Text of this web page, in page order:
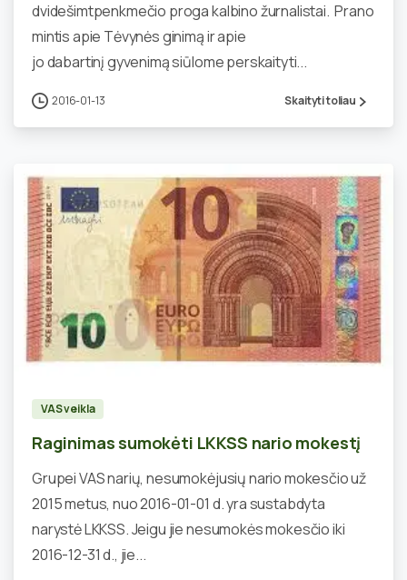
dvidešimtpenkmečio proga kalbino žurnalistai. Prano
mintis apie Tėvynės ginimą ir apie
jo dabartinį gyvenimą siūlome perskaityti...
2016-01-13 Skaityti toliau
0
VAS veikla
Raginimas sumokėti LKKSS nario mokestį
Grupei VAS narių, nesumokėjusių nario mokesčio už
2015 metus, nuo 2016-01-01 d. yra sustabdyta
narystė LKKSS. Jeigu jie nesumokės mokesčio iki
2016-12-31 d., jie...